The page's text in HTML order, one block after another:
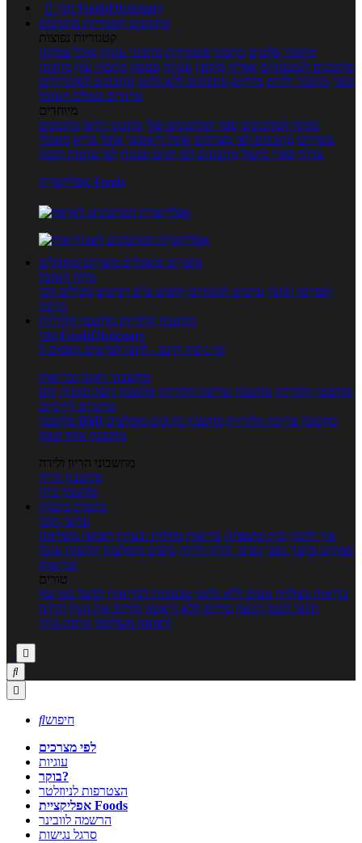

מנוי FoodsDictionary
מתכונים קטגוריות מתכונים
קטגוריות נפוצות
מתכוני סלטים מתכוני פשטידות מתכוני עוגות אוכל צמחוני
מתכונים לטבעוניים אפייה מוקפץ עוגיות פסטה מתכוני עוף מתכוני
בשר מתכוני ילדים מרקים מתכונים ללא גלוטן מתכונים לסוכרתיים
טרנדים בעולם האוכל
מיוחדים
מנתח המתכונים ספר המתכונים שלי מתכוני וידאו מתכונים
עשירים מתכונים לפי מצרכים אוכל דיאטטי אוכל בריא מאכלי
עדות ספרי בישול מתכונים לפי חגים ועונות לפי שיטות הכנה
אפליקציית Foods
מוצרים ומאכלים מוצרים ומאכלים
מילון האוכל
תפריטי תזונה ערכים תזונתיים חיפוש ע"פ רכיבים מכילים הכי
הרבה
מחשבון קלוריות מחשבון קלוריות
מנוי FoodsDictionary
5 ימי ניסיון חינם - לחצו לפרטים נוספים
מחשבוני תזונה ובריאות
מחשבון קלוריות מחשבון שריפת קלוריות מחשבון דופק מטרה יחס
מותניים לירכיים
מחשבון BMI
מחשבון צריכת קלוריות מחשבון מינונים מומלצים
מחשבון אחוז שומן
מחשבוני הריון ולידה
מחשבון הריון
מחשבון ביוץ
כתבות כתבות
ערוצי תוכן
איך להכין בית ומשפחה בריאות מחלות ובעיות רפואה משלימה
ספורט וכושר גופני נשים, הריון ולידה טיפים והמלצות חדשות אוכל
ובריאות
טורים
בריאות בצלחת טעים ללא גלוטן טבעונות לבריאות לבשל כמו שף
תזונה לבטן רגועה מרזים ללא דיאטה מזיזים את הגוף הרזיה
ורפואה משלימה גורמה ביתי



חיפוש
לפי מצרכים
עוגיות
בוקר?
הצטרפות לניוזלטר
אפליקציית Foods
הרשמה לוובינר
סרגל נגישות